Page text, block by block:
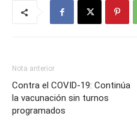
Nota anterior
Contra el COVID-19: Continúa
la vacunación sin turnos
programados